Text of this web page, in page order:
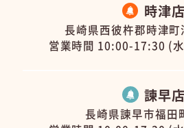
時津店
長崎県西彼杵郡時津
営業時間 10:00-17:30 (
諫早店
長崎県諫早市福田